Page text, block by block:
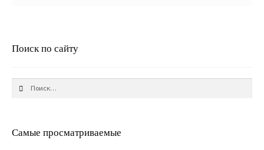
Поиск по сайту
Самые просматриваемые